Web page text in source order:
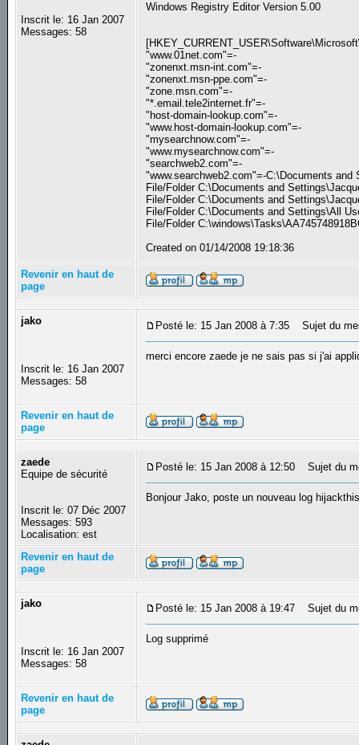
Inscrit le: 16 Jan 2007
Messages: 58
Windows Registry Editor Version 5.00
"www.01net.com"=-
"zonenxt.msn-int.com"=-
"zonenxt.msn-ppe.com"=-
"zone.msn.com"=-
"*.email.tele2internet.fr"=-
"host-domain-lookup.com"=-
"www.host-domain-lookup.com"=-
"mysearchnow.com"=-
"www.mysearchnow.com"=-
"searchweb2.com"=-
"www.searchweb2.com"=-C:\Documents
File/Folder C:\Documents and
File/Folder C:\Documents and
File/Folder C:\Documents and Settings\All
File/Folder
Created on 01/14/2008 19:18:36
Revenir en haut de
page
jako
Inscrit le: 16 Jan 2007
Messages: 58
Posté le: 15 Jan 2008 à 7:35 Sujet du
merci encore zaede je ne sais pas si j'ai
Revenir en haut de
page
zaede
Equipe de sécurité
Inscrit le: 07 Déc 2007
Messages: 593
Localisation: est
Posté le: 15 Jan 2008 à 12:50 Sujet du
Bonjour Jako, poste un nouveau log
Revenir en haut de
page
jako
Inscrit le: 16 Jan 2007
Messages: 58
Posté le: 15 Jan 2008 à 19:47 Sujet du
Log supprimé
Revenir en haut de
page